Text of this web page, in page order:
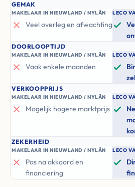
GEMAK
MAKELAAR IN NIEUWLAND / NYLÂN
Veel overleg en afwachting
LECO
DOORLOOPTIJD
MAKELAAR IN NIEUWLAND / NYLÂN
Vaak enkele maanden
LECO
VERKOOPPRIJS
MAKELAAR IN NIEUWLAND / NYLÂN
Mogelijk hogere marktprijs
LECO
ZEKERHEID
MAKELAAR IN NIEUWLAND / NYLÂN
Pas na akkoord en
financiering
LECO